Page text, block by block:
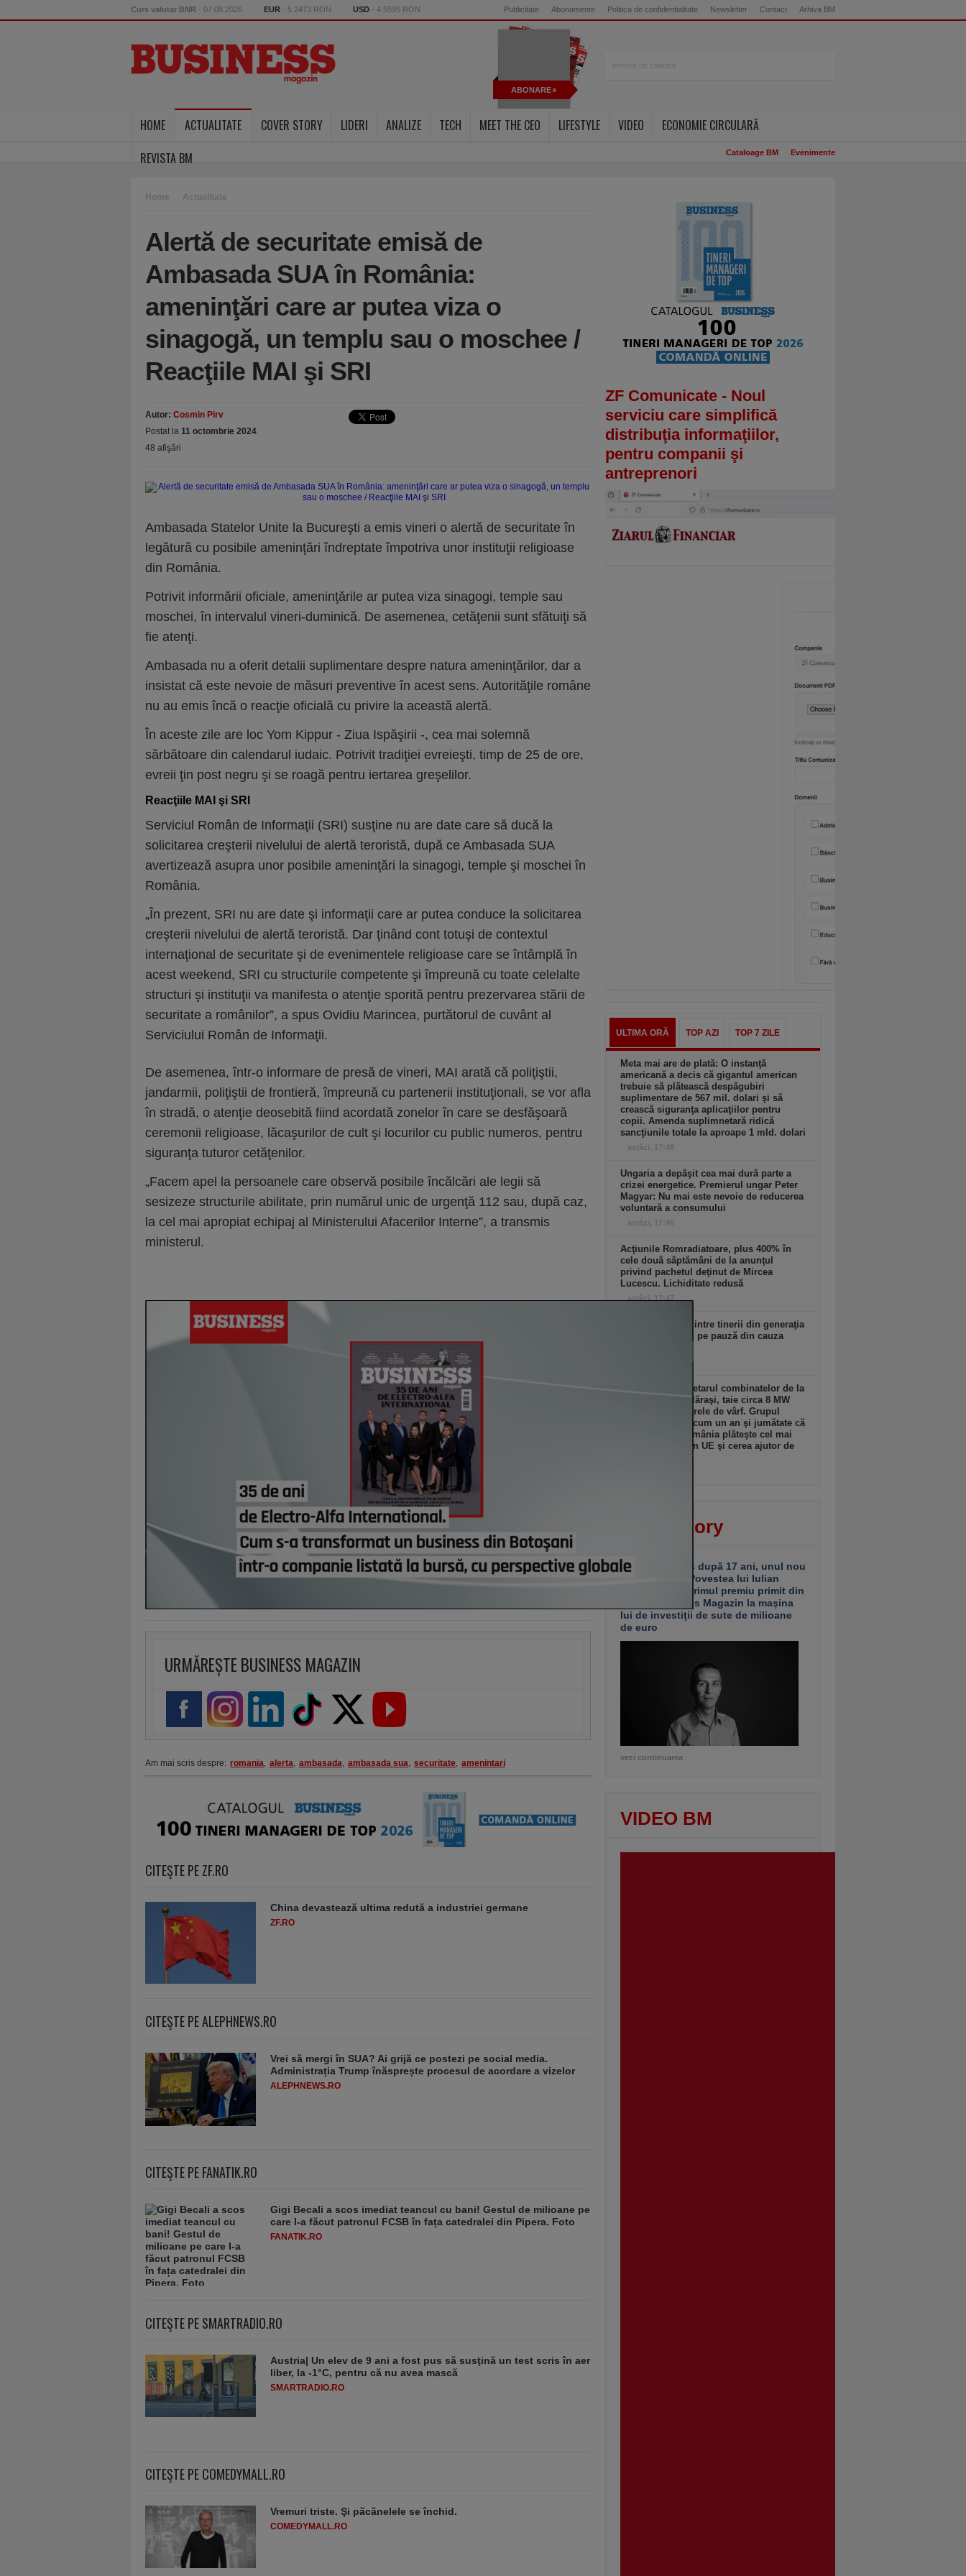
Curs valutar BNR - 07.08.2026 EUR - 5.2473 RON USD - 4.5595 RON Publicitate Abonamente Politica de confidentialitate Newsletter Contact Arhiva BM
ABONARE
HOME ACTUALITATE COVER STORY LIDERI ANALIZE TECH MEET THE CEO LIFESTYLE VIDEO
ECONOMIE CIRCULARĂ
REVISTA BM
Cataloage BM Evenimente
Home Actualitate
Alertă de securitate emisă de
Ambasada SUA în România:
ameninţări care ar putea viza o
sinagogă, un templu sau o moschee /
Reacţiile MAI şi SRI
Autor: Cosmin Pirv
Postat la 11 octombrie 2024
48 afişări
Ambasada Statelor Unite la Bucureşti a emis vineri o alertă de securitate în
legătură cu posibile ameninţări îndreptate împotriva unor instituţii religioase
din România.
Potrivit informării oficiale, ameninţările ar putea viza sinagogi, temple sau
moschei, în intervalul vineri-duminică. De asemenea, cetăţenii sunt sfătuiţi să
fie atenţi.
Ambasada nu a oferit detalii suplimentare despre natura ameninţărilor, dar a
insistat că este nevoie de măsuri preventive în acest sens. Autorităţile române
nu au emis încă o reacţie oficială cu privire la această alertă.
În aceste zile are loc Yom Kippur - Ziua Ispăşirii -, cea mai solemnă
sărbătoare din calendarul iudaic. Potrivit tradiţiei evreieşti, timp de 25 de ore,
evreii ţin post negru şi se roagă pentru iertarea greşelilor.
Reacţiile MAI şi SRI
Serviciul Român de Informaţii (SRI) susţine nu are date care să ducă la
solicitarea creşterii nivelului de alertă teroristă, după ce Ambasada SUA
avertizează asupra unor posibile ameninţări la sinagogi, temple şi moschei în
România.
„În prezent, SRI nu are date şi informaţii care ar putea conduce la solicitarea
creşterii nivelului de alertă teroristă. Dar ţinând cont totuşi de contextul
internaţional de securitate şi de evenimentele religioase care se întâmplă în
acest weekend, SRI cu structurile competente şi împreună cu toate celelalte
structuri şi instituţii va manifesta o atenţie sporită pentru prezervarea stării de
securitate a românilor”, a spus Ovidiu Marincea, purtătorul de cuvânt al
Serviciului Român de Informaţii.
De asemenea, într-o informare de presă de vineri, MAI arată că poliţiştii,
jandarmii, poliţiştii de frontieră, împreună cu partenerii instituţionali, se vor afla
în stradă, o atenţie deosebită fiind acordată zonelor în care se desfăşoară
ceremonii religioase, lăcaşurilor de cult şi locurilor cu public numeros, pentru
siguranţa tuturor cetăţenilor.
„Facem apel la persoanele care observă posibile încălcări ale legii să
sesizeze structurile abilitate, prin numărul unic de urgenţă 112 sau, după caz,
la cel mai apropiat echipaj al Ministerului Afacerilor Interne”, a transmis
ministerul.
URMĂREȘTE BUSINESS MAGAZIN
Am mai scris despre: romania, alerta, ambasada, ambasada sua, securitate, amenintari
CITEŞTE PE ZF.RO
China devastează ultima redută a industriei germane
ZF.RO
CITEŞTE PE ALEPHNEWS.RO
Vrei să mergi în SUA? Ai grijă ce postezi pe social media.
Administrația Trump înăsprește procesul de acordare a vizelor
ALEPHNEWS.RO
CITEŞTE PE FANATIK.RO
Gigi Becali a scos imediat teancul cu bani! Gestul de milioane pe
care l-a făcut patronul FCSB în fața catedralei din Pipera. Foto
FANATIK.RO
CITEŞTE PE SMARTRADIO.RO
Austria| Un elev de 9 ani a fost pus să susţină un test scris în aer
liber, la -1°C, pentru că nu avea mască
SMARTRADIO.RO
CITEŞTE PE COMEDYMALL.RO
Vremuri triste. Şi păcănelele se închid.
COMEDYMALL.RO
ZF Comunicate - Noul
serviciu care simplifică
distribuţia informaţiilor,
pentru companii şi
antreprenori
ULTIMA ORĂ TOP AZI TOP 7 ZILE
Meta mai are de plată: O instanţă
americană a decis că gigantul american
trebuie să plătească despăgubiri
suplimentare de 567 mil. dolari şi să
crească siguranţa aplicaţiilor pentru
copii. Amenda suplimnetară ridică
sancţiunile totale la aproape 1 mld. dolari
astăzi, 17:48
Ungaria a depăşit cea mai dură parte a
crizei energetice. Premierul ungar Peter
Magyar: Nu mai este nevoie de reducerea
voluntară a consumului
astăzi, 17:48
Acţiunile Romradiatoare, plus 400% în
cele două săptămâni de la anunţul
privind pachetul deţinut de Mircea
Lucescu. Lichiditate redusă
astăzi, 17:47
Peste jumătate dintre tinerii din generaţia
Z îşi pun viitorul pe pauză din cauza
Donalam, proprietarul combinatelor de la
Târgovişte şi Călăraşi, taie circa 8 MW
din consum în orele de vârf. Grupul
italian avertiza acum un an şi jumătate că
industria din România plăteşte cel mai
scump curent din UE şi cerea ajutor de
Cover story
Un pariu închis după 17 ani, unul nou
abia deschis. Povestea lui Iulian
Stanciu de la primul premiu primit din
partea Business Magazin la maşina
lui de investiţii de sute de milioane
de euro
vezi continuarea
VIDEO BM